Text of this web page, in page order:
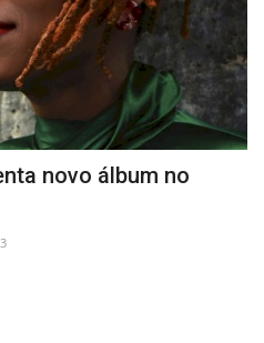
novo álbum no